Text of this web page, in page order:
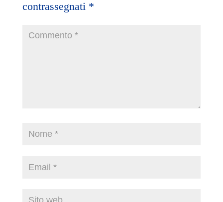
contrassegnati *